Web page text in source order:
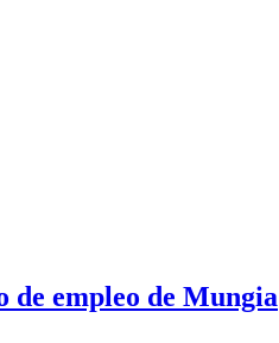
de empleo de Mungia